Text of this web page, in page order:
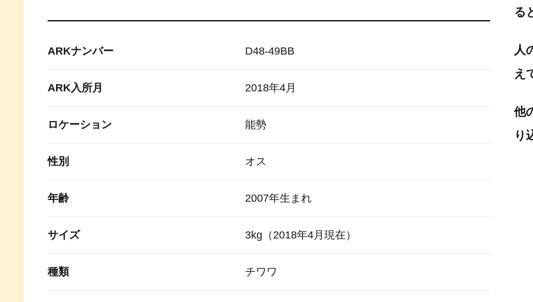
ARKナンバー D48-49BB
ARK入所月 2018年4月
ロケーション 能勢
性別 オス
年齢 2007年生まれ
サイズ 3kg（2018年4月現在）
種類 チワワ
る
人
え
他
り